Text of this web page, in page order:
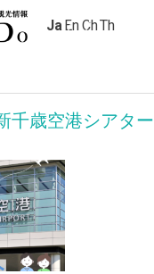
千歳空港シアター